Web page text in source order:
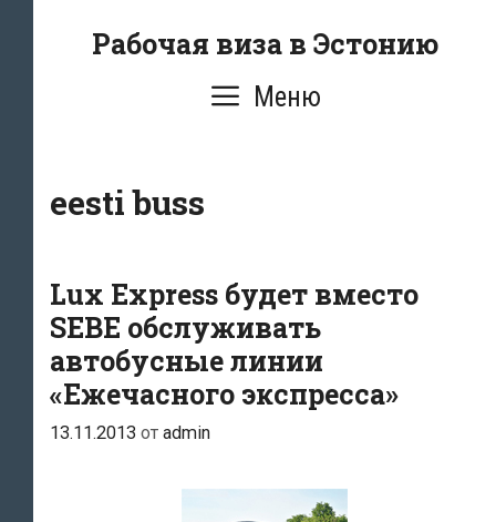
Рабочая виза в Эстонию
Меню
eesti buss
Lux Express будет вместо
SEBE обслуживать
автобусные линии
«Ежечасного экспресса»
13.11.2013 от admin